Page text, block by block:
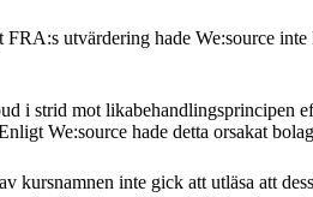
utvärdering hade We:source
i strid mot likabehandlingsprincipen
We:source hade detta orsakat
inte gick att utläsa att